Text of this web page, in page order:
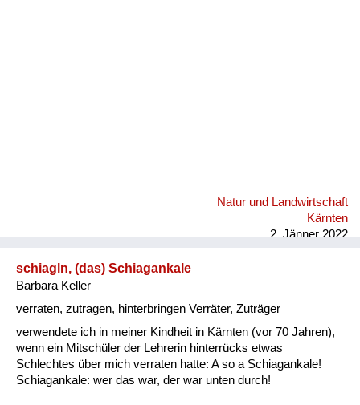
Natur und Landwirtschaft
Kärnten
2. Jänner 2022
schiagln, (das) Schiagankale
Barbara Keller
verraten, zutragen, hinterbringen Verräter, Zuträger
verwendete ich in meiner Kindheit in Kärnten (vor 70 Jahren),
wenn ein Mitschüler der Lehrerin hinterrücks etwas
Schlechtes über mich verraten hatte: A so a Schiagankale!
Schiagankale: wer das war, der war unten durch!